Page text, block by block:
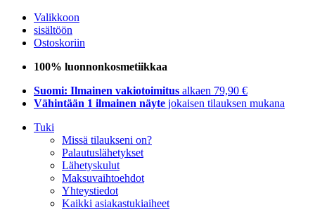
Valikkoon
sisältöön
Ostoskoriin
100% luonnonkosmetiikkaa
Suomi: Ilmainen vakiotoimitus alkaen 79,90 €
Vähintään 1 ilmainen näyte jokaisen tilauksen mukana
Tuki
Missä tilaukseni on?
Palautuslähetykset
Lähetyskulut
Maksuvaihtoehdot
Yhteystiedot
Kaikki asiakastukiaiheet